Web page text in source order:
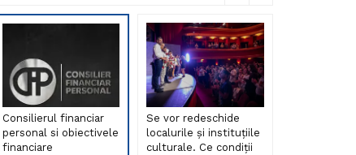
Consilierul financiar
personal si obiectivele
financiare
Se vor redeschide
localurile și instituțiile
culturale. Ce condiții